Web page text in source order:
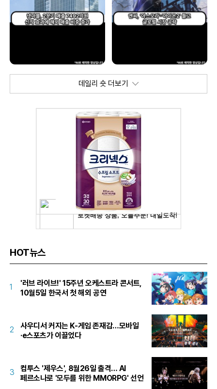
데일리 숏 더보기
HOT뉴스
1
'러브 라이브!' 15주년 오케스트라 콘서트,
10월5일 한국서 첫 해외 공연
2
사우디서 커지는 K-게임 존재감…모바일
·e스포츠가 이끌었다
3
컴투스 '제우스', 8월26일 출격… AI
페르소나로 '모두를 위한 MMORPG' 선언